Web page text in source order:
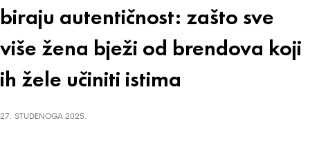
biraju autentičnost: zašto sve
više žena bježi od brendova koji
ih žele učiniti istima
27. STUDENOGA 2025.